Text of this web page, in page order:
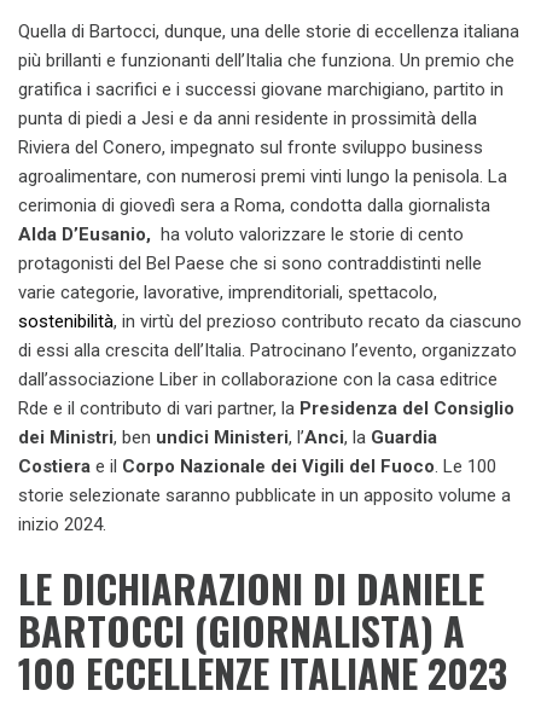
Quella di Bartocci, dunque, una delle storie di eccellenza italiana
più brillanti e funzionanti dell’Italia che funziona. Un premio che
gratifica i sacrifici e i successi giovane marchigiano, partito in
punta di piedi a Jesi e da anni residente in prossimità della
Riviera del Conero, impegnato sul fronte sviluppo business
agroalimentare, con numerosi premi vinti lungo la penisola. La
cerimonia di giovedì sera a Roma, condotta dalla giornalista
Alda D’Eusanio, ha voluto valorizzare le storie di cento
protagonisti del Bel Paese che si sono contraddistinti nelle
varie categorie, lavorative, imprenditoriali, spettacolo,
sostenibilità, in virtù del prezioso contributo recato da ciascuno
di essi alla crescita dell’Italia. Patrocinano l’evento, organizzato
dall’associazione Liber in collaborazione con la casa editrice
Rde e il contributo di vari partner, la Presidenza del Consiglio
dei Ministri, ben undici Ministeri, l’Anci, la Guardia
Costiera e il Corpo Nazionale dei Vigili del Fuoco. Le 100
storie selezionate saranno pubblicate in un apposito volume a
inizio 2024.
LE DICHIARAZIONI DI DANIELE
BARTOCCI (GIORNALISTA) A
100 ECCELLENZE ITALIANE 2023